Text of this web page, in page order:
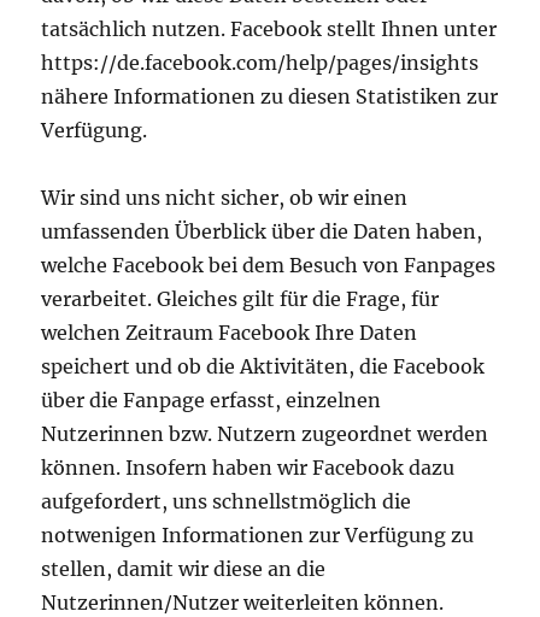
tatsächlich nutzen. Facebook stellt Ihnen unter
https://de.facebook.com/help/pages/insights
nähere Informationen zu diesen Statistiken zur
Verfügung.
Wir sind uns nicht sicher, ob wir einen
umfassenden Überblick über die Daten haben,
welche Facebook bei dem Besuch von Fanpages
verarbeitet. Gleiches gilt für die Frage, für
welchen Zeitraum Facebook Ihre Daten
speichert und ob die Aktivitäten, die Facebook
über die Fanpage erfasst, einzelnen
Nutzerinnen bzw. Nutzern zugeordnet werden
können. Insofern haben wir Facebook dazu
aufgefordert, uns schnellstmöglich die
notwenigen Informationen zur Verfügung zu
stellen, damit wir diese an die
Nutzerinnen/Nutzer weiterleiten können.